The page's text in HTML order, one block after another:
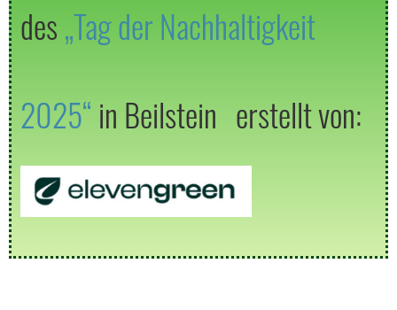
des„Tag der Nachhaltigkeit
2025“ in Beilstein erstellt von: